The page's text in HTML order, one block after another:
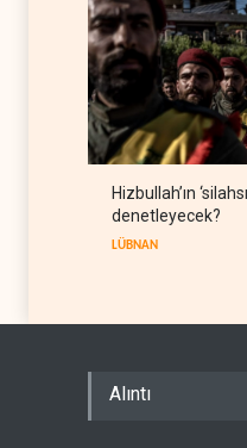
Hizbullah’ın
denetleyecek?
LÜBNAN
Alıntı